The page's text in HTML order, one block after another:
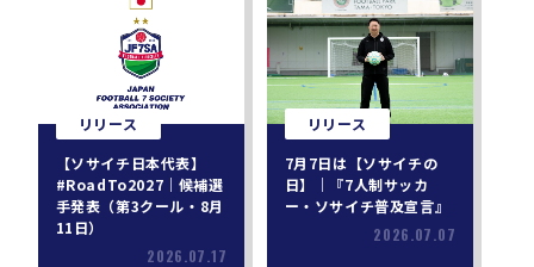
リリース
【ソサイチ日本代表】
#RoadTo2027｜候補選
手発表（第3クール・8月
11日）
2026.07.17
リリース
7月7日は【ソサイチの
日】｜『7人制サッカ
ー・ソサイチ普及宣言』
2026.07.07